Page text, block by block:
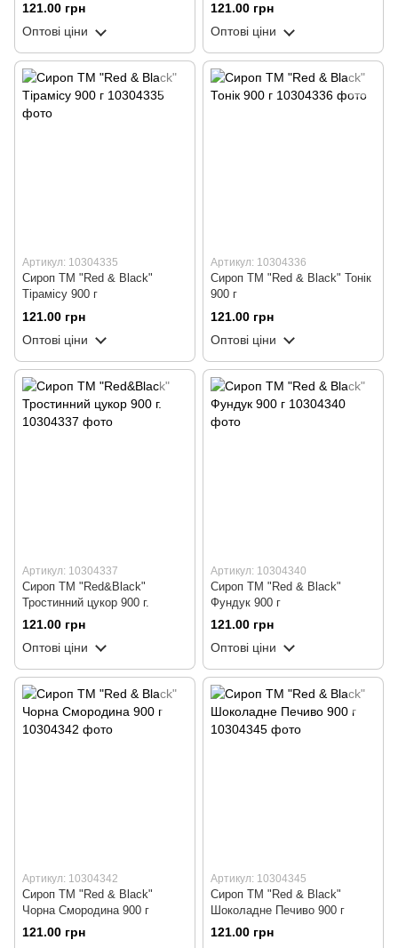
121.00 грн
Оптові ціни
121.00 грн
Оптові ціни
Артикул: 10304335
Сироп ТМ "Red & Black"
Тірамісу 900 г
121.00 грн
Оптові ціни
Артикул: 10304336
Сироп ТМ "Red & Black" Тонік
900 г
121.00 грн
Оптові ціни
Артикул: 10304337
Сироп ТМ "Red&Black"
Тростинний цукор 900 г.
121.00 грн
Оптові ціни
Артикул: 10304340
Сироп ТМ "Red & Black"
Фундук 900 г
121.00 грн
Оптові ціни
Артикул: 10304342
Сироп ТМ "Red & Black"
Чорна Смородина 900 г
121.00 грн
Артикул: 10304345
Сироп ТМ "Red & Black"
Шоколадне Печиво 900 г
121.00 грн